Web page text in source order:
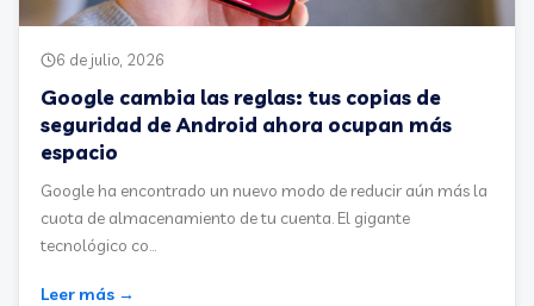
6 de julio, 2026
Google cambia las reglas: tus copias de
seguridad de Android ahora ocupan más
espacio
Google ha encontrado un nuevo modo de reducir aún más la
cuota de almacenamiento de tu cuenta. El gigante
tecnológico co...
Leer más →